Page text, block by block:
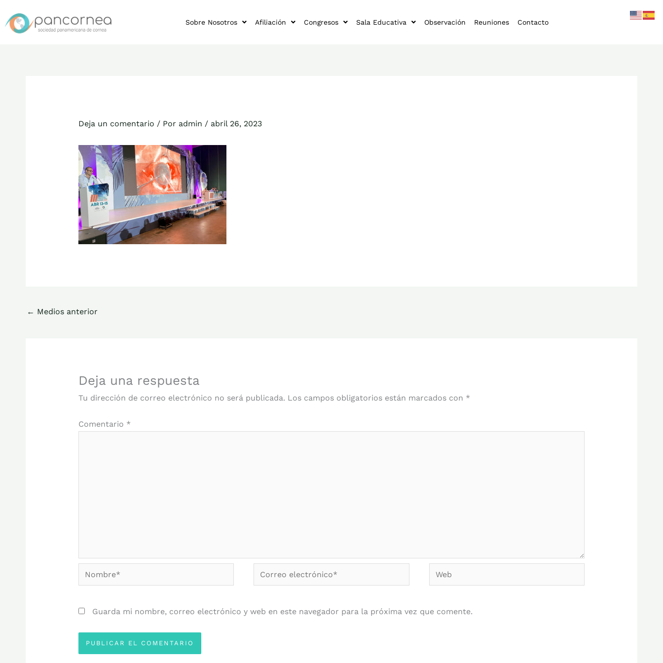
contenido
Sobre Nosotros Afiliación Congresos Sala Educativa Observación Reuniones Contacto
Deja un comentario / Por admin / abril 26, 2023
← Medios anterior
Deja una respuesta
Tu dirección de correo electrónico no será publicada. Los campos obligatorios están marcados con *
Comentario *
Nombre*
Correo
electrónico*
Web
Guarda mi nombre, correo electrónico y web en este navegador para la próxima vez que comente.